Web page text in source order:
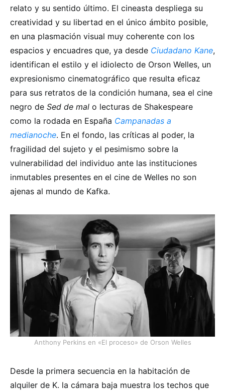
relato y su sentido último. El cineasta despliega su
creatividad y su libertad en el único ámbito posible,
en una plasmación visual muy coherente con los
espacios y encuadres que, ya desde Ciudadano Kane,
identifican el estilo y el idiolecto de Orson Welles, un
expresionismo cinematográfico que resulta eficaz
para sus retratos de la condición humana, sea el cine
negro de Sed de mal o lecturas de Shakespeare
como la rodada en España Campanadas a
medianoche. En el fondo, las críticas al poder, la
fragilidad del sujeto y el pesimismo sobre la
vulnerabilidad del individuo ante las instituciones
inmutables presentes en el cine de Welles no son
ajenas al mundo de Kafka.
Anthony Perkins en «El proceso» de Orson Welles
Desde la primera secuencia en la habitación de
alquiler de K. la cámara baja muestra los techos que